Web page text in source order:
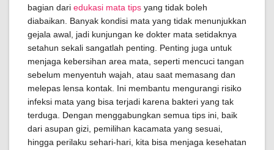
bagian dari edukasi mata tips yang tidak boleh
diabaikan. Banyak kondisi mata yang tidak menunjukkan
gejala awal, jadi kunjungan ke dokter mata setidaknya
setahun sekali sangatlah penting. Penting juga untuk
menjaga kebersihan area mata, seperti mencuci tangan
sebelum menyentuh wajah, atau saat memasang dan
melepas lensa kontak. Ini membantu mengurangi risiko
infeksi mata yang bisa terjadi karena bakteri yang tak
terduga. Dengan menggabungkan semua tips ini, baik
dari asupan gizi, pemilihan kacamata yang sesuai,
hingga perilaku sehari-hari, kita bisa menjaga kesehatan